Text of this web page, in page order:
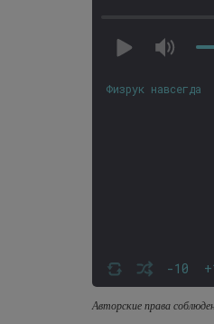
-10
Физрук навсегда
Авторские права